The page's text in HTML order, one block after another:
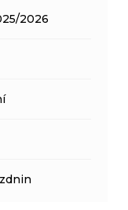
2026